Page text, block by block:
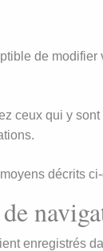
de
ceux qui y
décrits
enregistrés